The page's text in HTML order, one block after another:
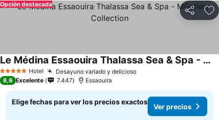
Compartir
Opción destacada
5 Estrellas Hotel Desayuno variado y delicioso
Le Médina Essaouira Thalassa Sea & Spa - MGallery Collection
8,6 Excelente 7.447 Essaouira
Elige fechas para ver los precios exactos
Ver precios